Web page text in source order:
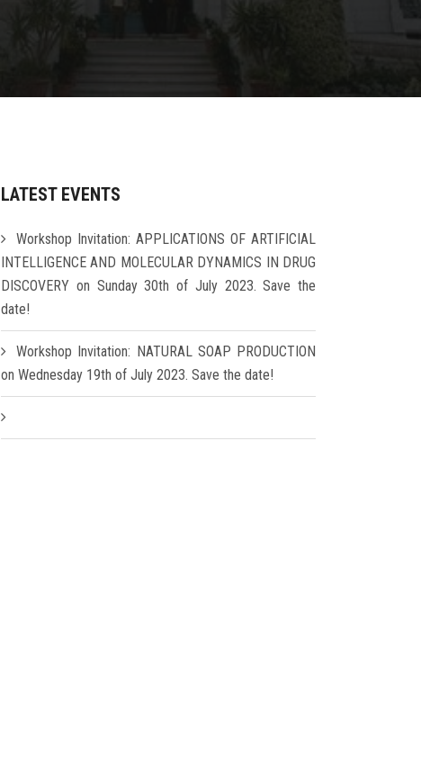
LATEST EVENTS
Workshop Invitation: APPLICATIONS OF ARTIFICIAL
INTELLIGENCE AND MOLECULAR DYNAMICS IN DRUG
DISCOVERY on Sunday 30th of July 2023. Save the
date!
Workshop Invitation: NATURAL SOAP PRODUCTION
on Wednesday 19th of July 2023. Save the date!